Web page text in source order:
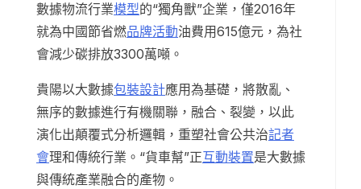
數據物流行業模型的“獨角獸”企業，僅2016年
就為中國節省燃品牌活動油費用615億元，為社
會減少碳排放3300萬噸。
貴陽以大數據包裝設計應用為基礎，將散亂、
無序的數據進行有機關聯，融合、裂變，以此
演化出顛覆式分析邏輯，重塑社會公共治記者
會理和傳統行業。“貨車幫”正互動裝置是大數據
與傳統產業融合的產物。